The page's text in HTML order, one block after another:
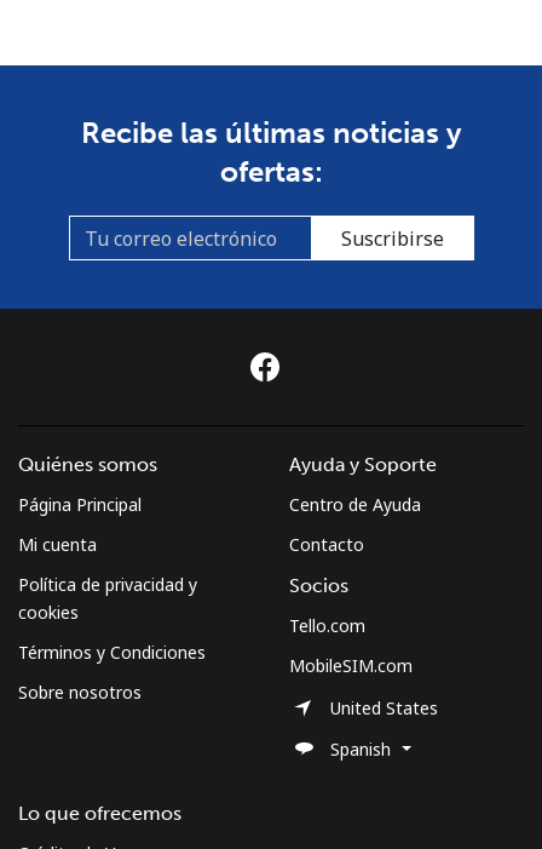
Recibe las últimas noticias y
ofertas:
Suscribirse
Quiénes somos
Página Principal
Mi cuenta
Política de privacidad y
cookies
Términos y Condiciones
Sobre nosotros
Lo que ofrecemos
Ayuda y Soporte
Centro de Ayuda
Contacto
Socios
Tello.com
MobileSIM.com
United States
Spanish